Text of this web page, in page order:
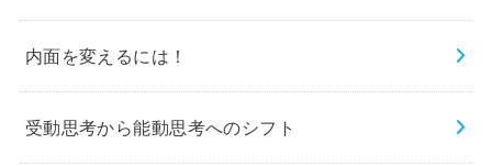
内面を変えるには！
受動思考から能動思考へのシフト